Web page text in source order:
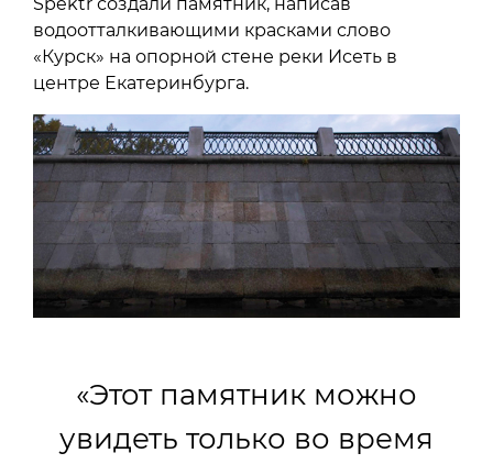
водоотталкивающими красками слово
«Курск» на опорной стене реки Исеть в
центре Екатеринбурга.
«Этот памятник можно
увидеть только во время